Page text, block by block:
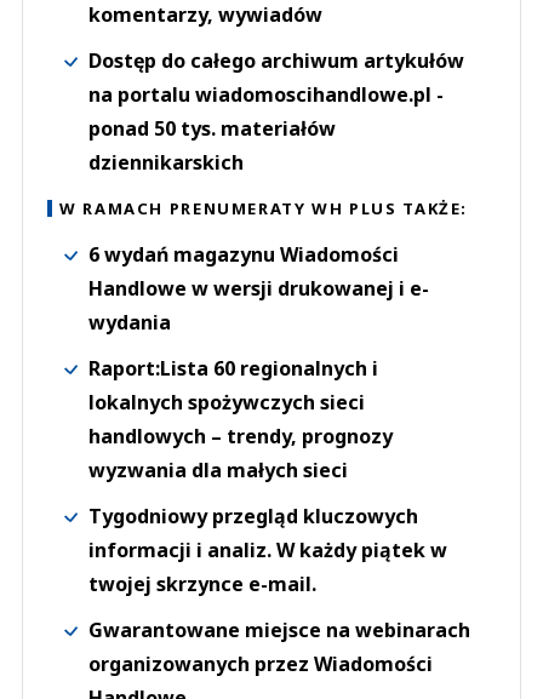
komentarzy, wywiadów
Dostęp do całego archiwum artykułów
na portalu wiadomoscihandlowe.pl -
ponad 50 tys. materiałów
dziennikarskich
W RAMACH PRENUMERATY WH PLUS TAKŻE:
6 wydań magazynu Wiadomości
Handlowe w wersji drukowanej i e-
wydania
Raport:Lista 60 regionalnych i
lokalnych spożywczych sieci
handlowych – trendy, prognozy
wyzwania dla małych sieci
Tygodniowy przegląd kluczowych
informacji i analiz. W każdy piątek w
twojej skrzynce e-mail.
Gwarantowane miejsce na webinarach
organizowanych przez Wiadomości